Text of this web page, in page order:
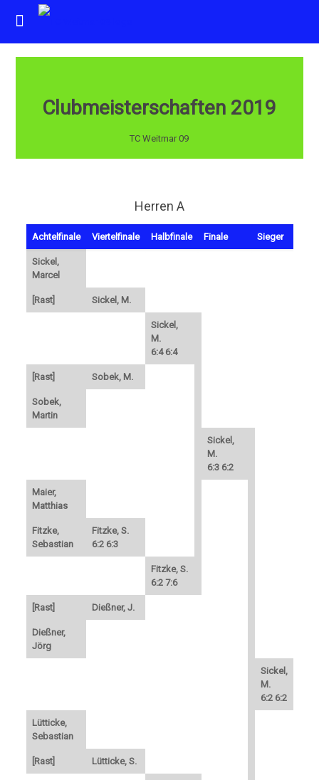
Clubmeisterschaften 2019
TC Weitmar 09
Herren A
Achtelfinale Viertelfinale Halbfinale Finale Sieger
Sickel,
Marcel
[Rast] Sickel, M.
Sickel,
M.
6:4 6:4
[Rast] Sobek, M.
Sobek,
Martin
Sickel,
M.
6:3 6:2
Maier,
Matthias
Fitzke,
Sebastian
Fitzke, S.
6:2 6:3
Fitzke, S.
6:2 7:6
[Rast] Dießner, J.
Dießner,
Jörg
Sickel,
M.
6:2 6:2
Lütticke,
Sebastian
[Rast] Lütticke, S.